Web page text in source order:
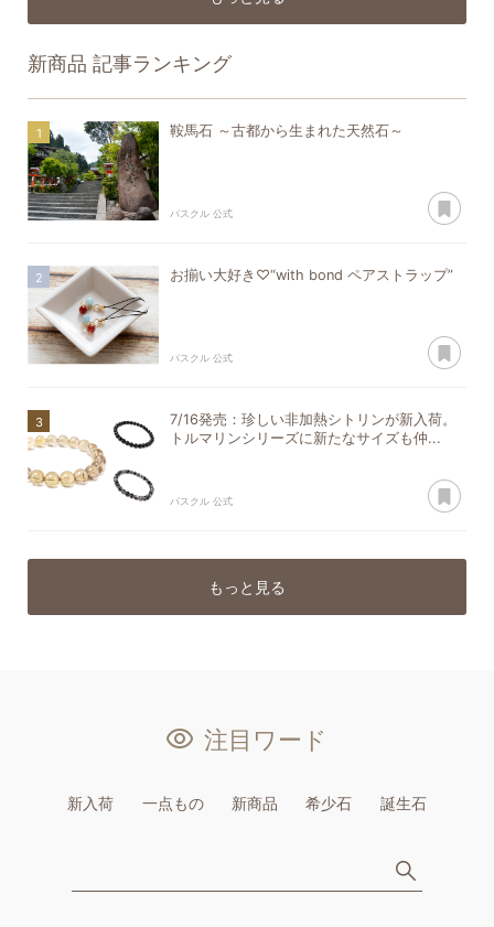
新商品 記事ランキング
鞍馬石 ～古都から生まれた天然石～
パスクル 公式
お揃い大好き♡“with bond ペアストラップ”
パスクル 公式
7/16発売：珍しい非加熱シトリンが新入荷。
トルマリンシリーズに新たなサイズも仲...
パスクル 公式
もっと見る
注目ワード
新入荷 一点もの 新商品 希少石 誕生石